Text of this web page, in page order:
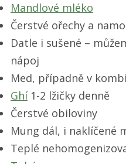
Mandlové mléko
Čerstvé ořechy a
Datle i sušené –
nápoj
Med, případně v
Ghí1-2 lžičky denně
Čerstvé obiloviny
Mung dál, i naklíčené
Teplé